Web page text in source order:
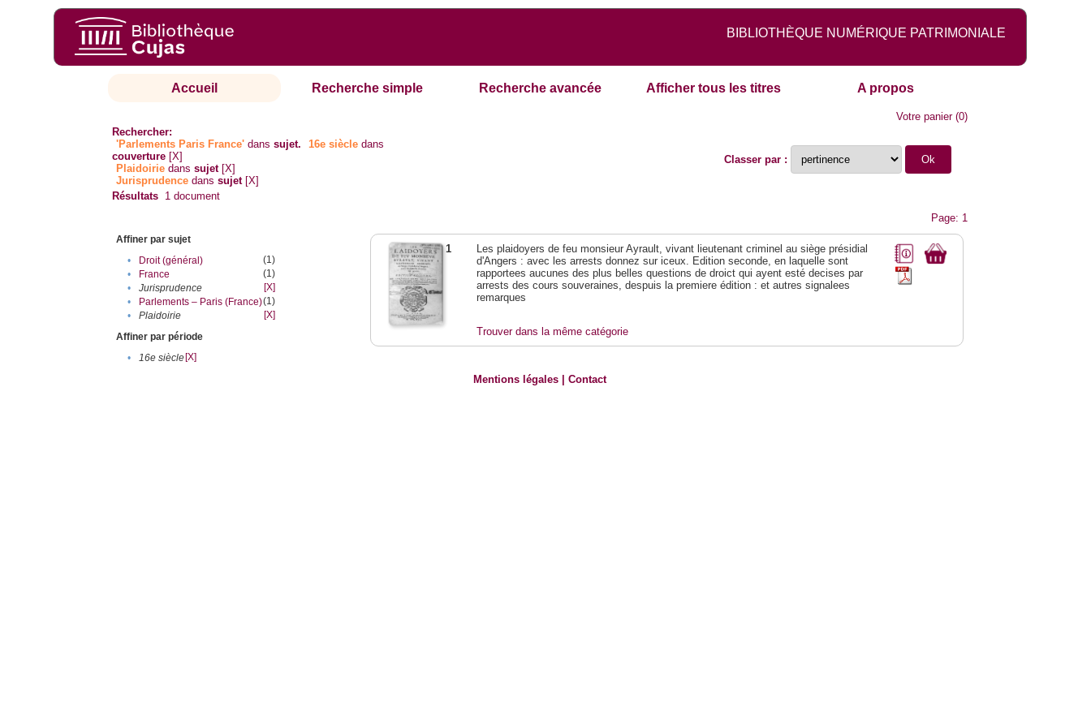
BIBLIOTHÈQUE NUMÉRIQUE PATRIMONIALE
Accueil Recherche simple Recherche avancée Afficher tous les titres A propos
Votre panier(0)
Rechercher:
'Parlements Paris France' danssujet. 16e siècle dans
couverture [X]
Plaidoirie danssujet [X]
Jurisprudence danssujet [X]
Classer par :
Résultats 1 document
Page: 1
Affiner par sujet
•
Droit (général)
(1)
•
France
(1)
•
Jurisprudence
[X]
•
Parlements – Paris (France)(1)
•
Plaidoirie
[X]
Affiner par période
•
16e siècle[X]
1
Les plaidoyers de feu monsieur Ayrault, vivant lieutenant criminel au siège présidial
d'Angers : avec les arrests donnez sur iceux. Edition seconde, en laquelle sont
rapportees aucunes des plus belles questions de droict qui ayent esté decises par
arrests des cours souveraines, despuis la premiere édition : et autres signalees
remarques
Trouver dans la même catégorie
Mentions légales |Contact